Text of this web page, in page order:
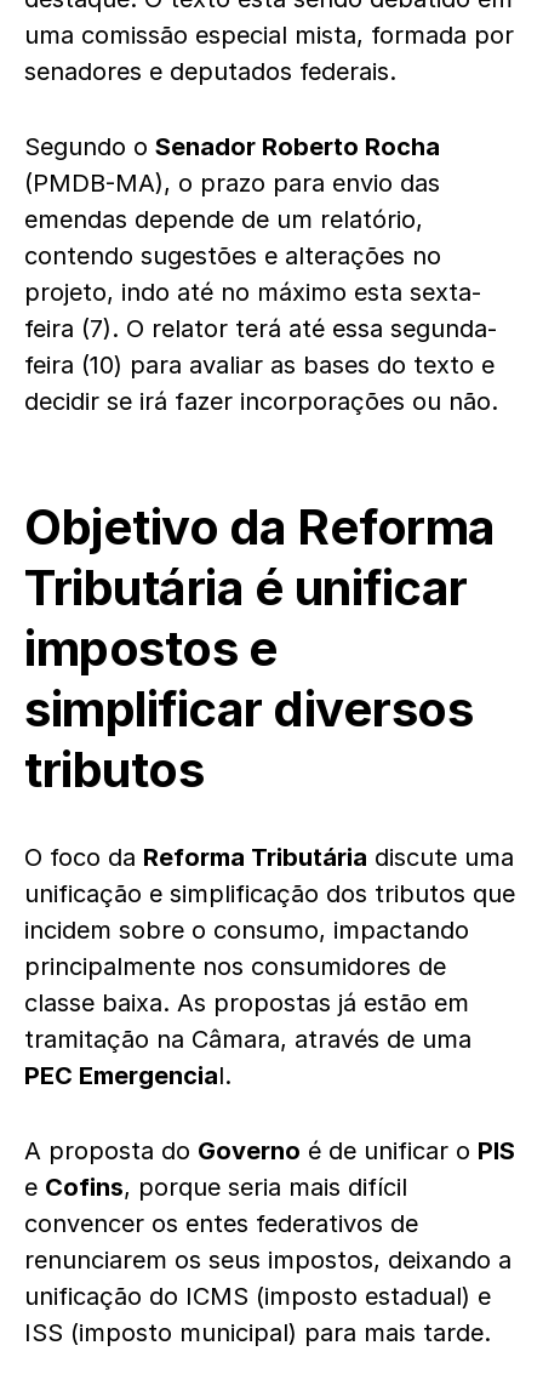
uma comissão especial mista, formada por
senadores e deputados federais.
Segundo o Senador Roberto Rocha
(PMDB-MA), o prazo para envio das
emendas depende de um relatório,
contendo sugestões e alterações no
projeto, indo até no máximo esta sexta-
feira (7). O relator terá até essa segunda-
feira (10) para avaliar as bases do texto e
decidir se irá fazer incorporações ou não.
Objetivo da Reforma
Tributária é unificar
impostos e
simplificar diversos
tributos
O foco da Reforma Tributária discute uma
unificação e simplificação dos tributos que
incidem sobre o consumo, impactando
principalmente nos consumidores de
classe baixa. As propostas já estão em
tramitação na Câmara, através de uma
PEC Emergencial.
A proposta do Governo é de unificar o PIS
e Cofins, porque seria mais difícil
convencer os entes federativos de
renunciarem os seus impostos, deixando a
unificação do ICMS (imposto estadual) e
ISS (imposto municipal) para mais tarde.